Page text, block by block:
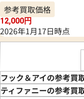
参考買取価格
12,000円
2026年1月17日時点
フック＆アイの参考買
ティファニーの参考買